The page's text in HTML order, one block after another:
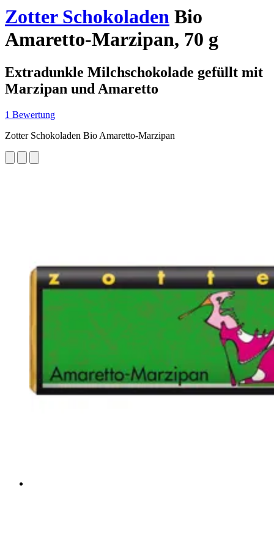
Zotter Schokoladen Bio
Amaretto-Marzipan, 70 g
Extradunkle Milchschokolade gefüllt mit
Marzipan und Amaretto
1 Bewertung
Zotter Schokoladen Bio Amaretto-Marzipan